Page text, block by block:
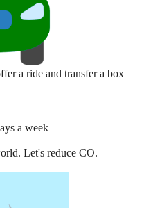
a ride and transfer a box
a week
Let's reduce CO.